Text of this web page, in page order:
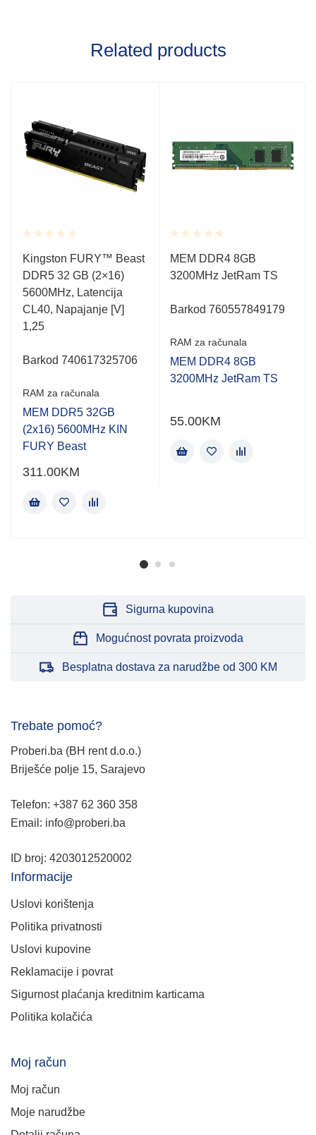
Related products
Rated
0.001
out
of
5
Kingston FURY™ Beast
DDR5 32 GB (2×16)
5600MHz, Latencija
CL40, Napajanje [V]
1,25
Barkod 740617325706
RAM za računala
MEM DDR5 32GB
(2x16) 5600MHz KIN
FURY Beast
311.00KM
Rated
0.001
out
MEM DDR4 8GB
3200MHz JetRam TS
Barkod 760557849179
RAM za računala
MEM DDR4 8GB
3200MHz JetRam TS
55.00KM
Sigurna kupovina
Mogućnost povrata proizvoda
Besplatna dostava za narudžbe od 300 KM
Trebate pomoć?
Proberi.ba (BH rent d.o.o.)
Briješće polje 15, Sarajevo
Telefon: +387 62 360 358
Email: info@proberi.ba
ID broj: 4203012520002
Informacije
Uslovi korištenja
Politika privatnosti
Uslovi kupovine
Reklamacije i povrat
Sigurnost plaćanja kreditnim karticama
Politika kolačića
Moj račun
Moj račun
Moje narudžbe